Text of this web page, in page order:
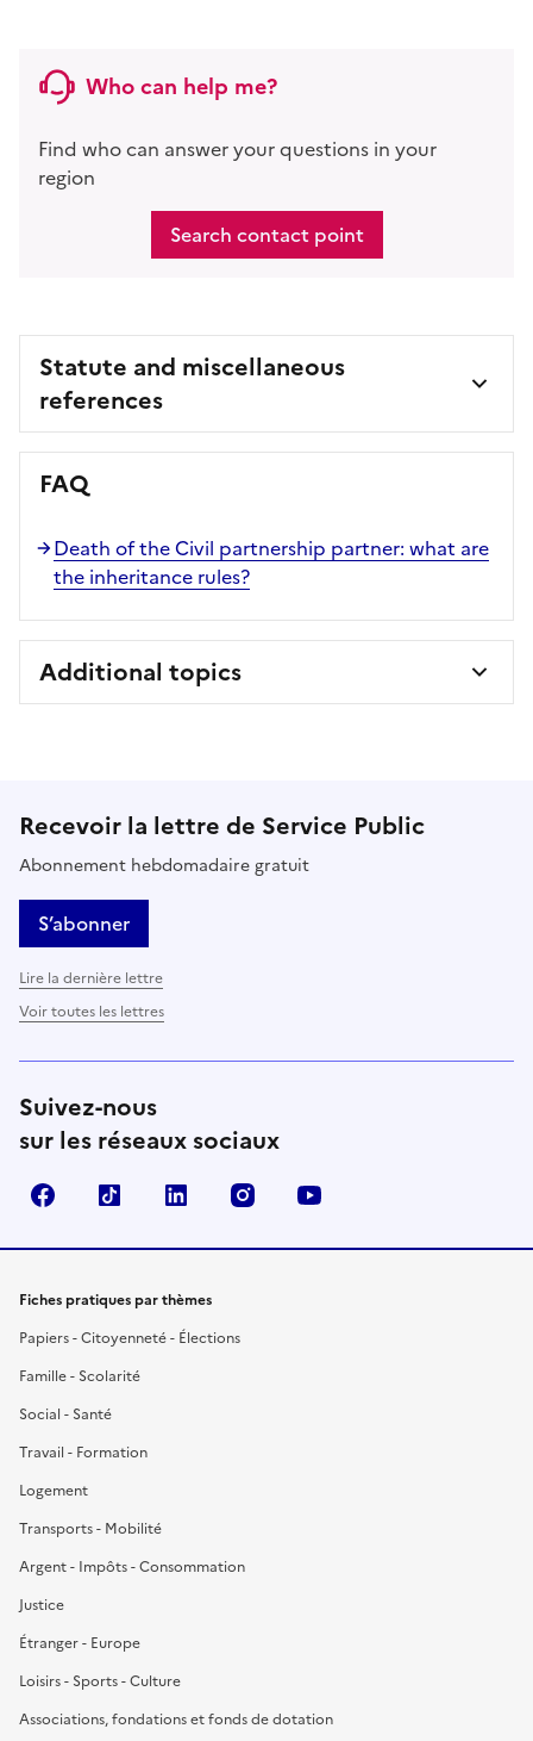
Who can help me?
Find who can answer your questions in your
region
Search contact point
Statute and miscellaneous
references
FAQ
Death of the Civil partnership partner: what are
the inheritance rules?
Additional topics
Recevoir la lettre de Service Public
Abonnement hebdomadaire gratuit
S’abonner
Lire la dernière lettre
Voir toutes les lettres
Suivez-nous
sur les réseaux sociaux
FacebookTikTok LinkedIn Instagram
Fiches pratiques par thèmes
Papiers - Citoyenneté - Élections
Famille - Scolarité
Social - Santé
Travail - Formation
Logement
Transports - Mobilité
Argent - Impôts - Consommation
Justice
Étranger - Europe
Loisirs - Sports - Culture
Associations, fondations et fonds de dotation